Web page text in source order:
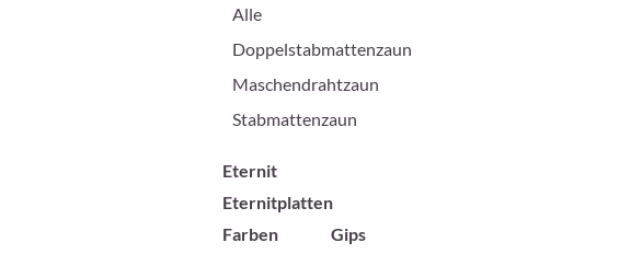
Alle
Doppelstabmattenzaun
Maschendrahtzaun
Stabmattenzaun
Eternit
Eternitplatten
Farben
Gips